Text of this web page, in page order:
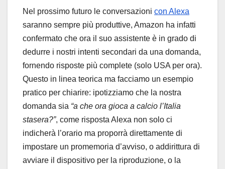
Nel prossimo futuro le conversazioni con Alexa
saranno sempre più produttive, Amazon ha infatti
confermato che ora il suo assistente è in grado di
dedurre i nostri intenti secondari da una domanda,
fornendo risposte più complete (solo USA per ora).
Questo in linea teorica ma facciamo un esempio
pratico per chiarire: ipotizziamo che la nostra
domanda sia “a che ora gioca a calcio l’Italia
stasera?”, come risposta Alexa non solo ci
indicherà l’orario ma proporrà direttamente di
impostare un promemoria d’avviso, o addirittura di
avviare il dispositivo per la riproduzione, o la